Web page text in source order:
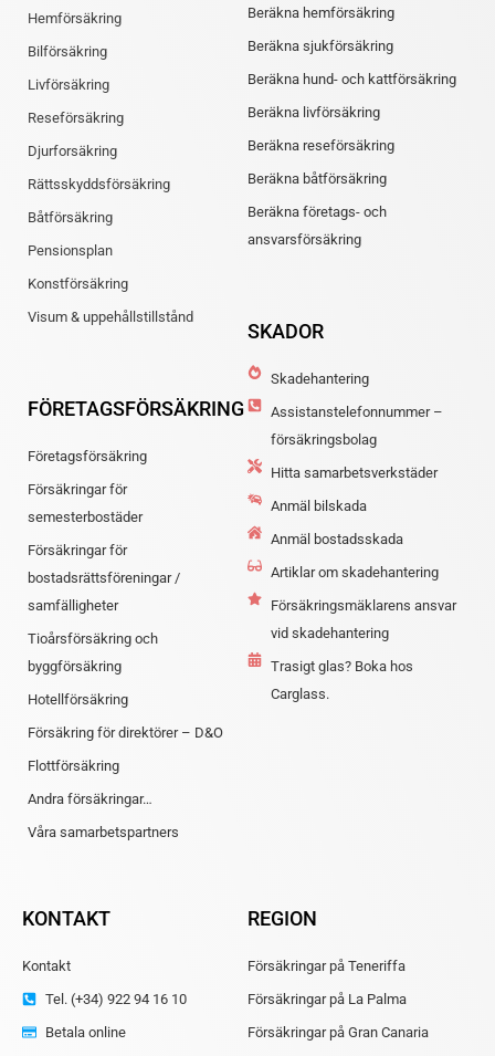
Hemförsäkring
Bilförsäkring
Livförsäkring
Reseförsäkring
Djurforsäkring
Rättsskyddsförsäkring
Båtförsäkring
Pensionsplan
Konstförsäkring
Visum & uppehållstillstånd
FÖRETAGSFÖRSÄKRING
Företagsförsäkring
Försäkringar för
semesterbostäder
Försäkringar för
bostadsrättsföreningar /
samfälligheter
Tioårsförsäkring och
byggförsäkring
Hotellförsäkring
Försäkring för direktörer – D&O
Flottförsäkring
Andra försäkringar…
Våra samarbetspartners
Beräkna hemförsäkring
Beräkna sjukförsäkring
Beräkna hund- och kattförsäkring
Beräkna livförsäkring
Beräkna reseförsäkring
Beräkna båtförsäkring
Beräkna företags- och
ansvarsförsäkring
SKADOR
Skadehantering
Assistanstelefonnummer –
försäkringsbolag
Hitta samarbetsverkstäder
Anmäl bilskada
Anmäl bostadsskada
Artiklar om skadehantering
Försäkringsmäklarens ansvar
vid skadehantering
Trasigt glas? Boka hos
Carglass.
KONTAKT
Kontakt
Tel. (+34) 922 94 16 10
Betala online
REGION
Försäkringar på Teneriffa
Försäkringar på La Palma
Försäkringar på Gran Canaria